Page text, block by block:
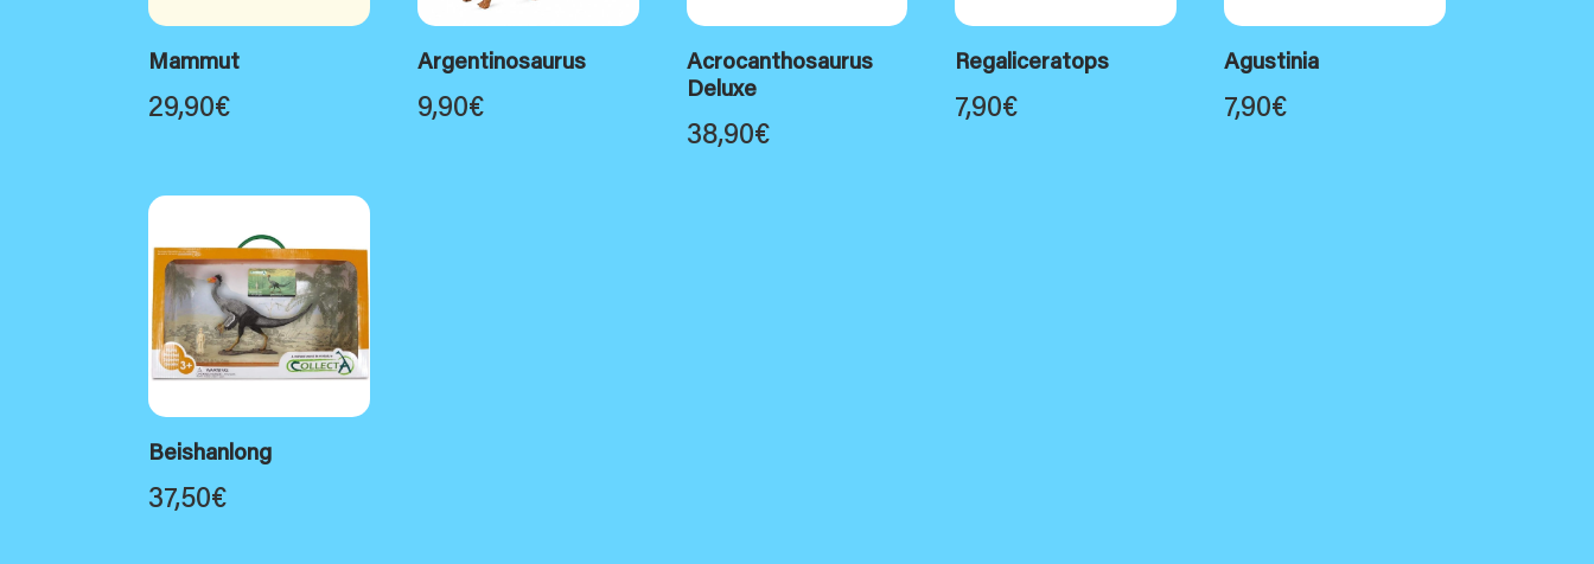
Mammut
29,90€
Argentinosaurus
9,90€
Acrocanthosaurus
Deluxe
38,90€
Regaliceratops
7,90€
Agustinia
7,90€
Beishanlong
37,50€